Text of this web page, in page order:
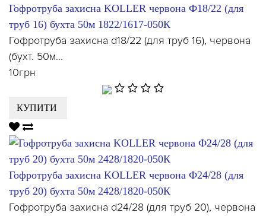
Гофротруба захисна KOLLER червона Ф18/22 (для
труб 16) бухта 50м 1822/1617-050К
Гофротруба захисна d18/22 (для труб 16), червона
(бухт. 50м...
10грн
КУПИТИ
Гофротруба захисна KOLLER червона Ф24/28 (для
труб 20) бухта 50м 2428/1820-050К
Гофротруба захисна d24/28 (для труб 20), червона